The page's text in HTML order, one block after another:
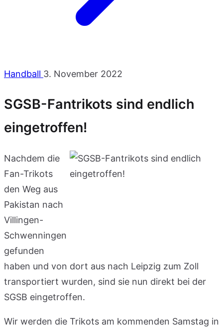
Handball 3. November 2022
SGSB-Fantrikots sind endlich
eingetroffen!
Nachdem die
Fan-Trikots
den Weg aus
Pakistan nach
Villingen-
Schwenningen
gefunden
haben und von dort aus nach Leipzig zum Zoll
transportiert wurden, sind sie nun direkt bei der
SGSB eingetroffen.
Wir werden die Trikots am kommenden Samstag in